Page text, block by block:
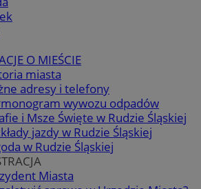
O MIEŚCIE
miasta
adresy i telefony
wywozu odpadów
i Msze Święte w Rudzie Śląskiej
jazdy w Rudzie Śląskiej
w Rudzie Śląskiej
Miasta